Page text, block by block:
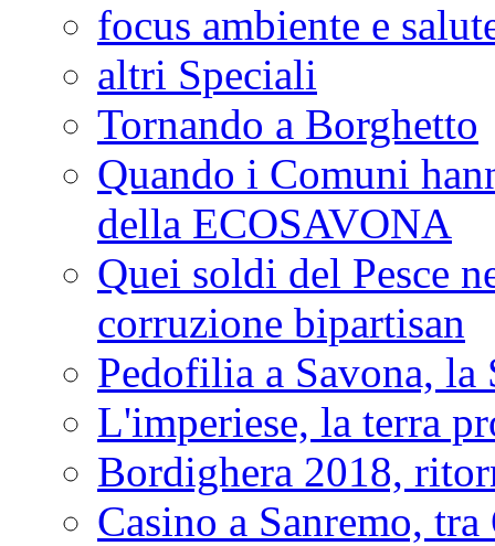
focus ambiente e
altri Speciali
Tornando a Borghetto
Quando i Comuni
della ECOSAVONA
Quei soldi del Pesce
corruzione bipartisan
Pedofilia a Savona, la
L'imperiese, la terra
Bordighera 2018,
Casino a Sanremo,